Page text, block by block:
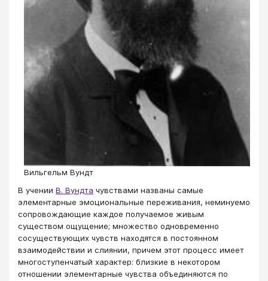
Вильгельм Вундт
В учении В. Вундта чувствами названы самые
элементарные эмоциональные переживания, неминуемо
сопровождающие каждое получаемое живым
существом ощущение; множество одновременно
сосуществующих чувств находятся в постоянном
взаимодействии и слиянии, причем этот процесс имеет
многоступенчатый характер: близкие в некотором
отношении элементарные чувства объединяются по